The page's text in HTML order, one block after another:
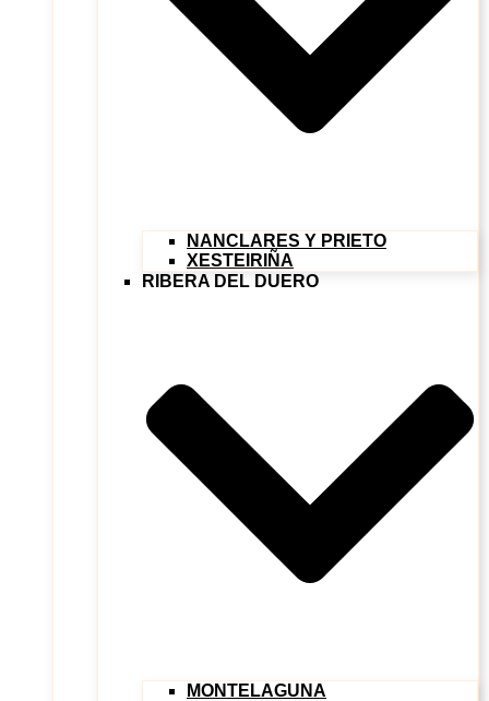
NANCLARES Y PRIETO
XESTEIRIÑA
RIBERA DEL DUERO
MONTELAGUNA